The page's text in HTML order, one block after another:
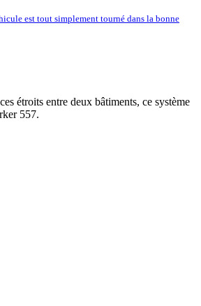
est tout simplement tourné dans la bonne
étroits entre deux bâtiments, ce système
557.